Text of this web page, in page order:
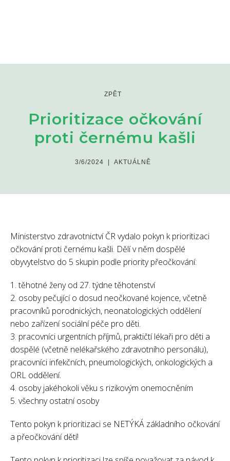
ZPĚT
Prioritizace očkování
proti černému kašli
3/6/2024 AKTUÁLNĚ
Ministerstvo zdravotnictví ČR vydalo pokyn k prioritizaci
očkování proti černému kašli. Dělí v něm dospělé
obyvytelstvo do 5 skupin podle priority přeočkování:
1. těhotné ženy od 27. týdne těhotenství
2. osoby pečující o dosud neočkované kojence, včetně
pracovníků porodnických, neonatologických oddělení
nebo zařízení sociální péče pro děti.
3. pracovníci urgentních příjmů, praktičtí lékaři pro děti a
dospělé (včetně nelékařského zdravotního personálu),
pracovníci infekčních, pneumologických, onkologických a
ORL oddělení.
4. osoby jakéhokoli věku s rizikovým onemocněním
5. všechny ostatní osoby
Tento pokyn k prioritizaci se NETÝKÁ základního očkování
a přeočkování dětí!